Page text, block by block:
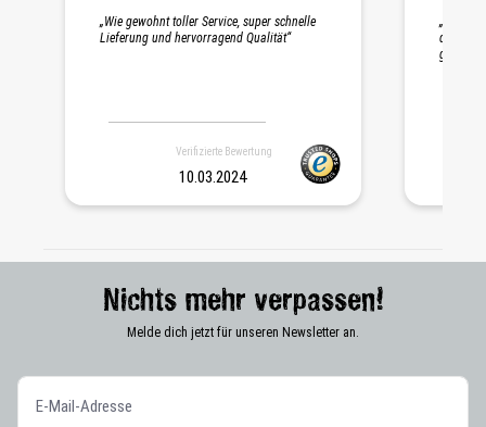
„Wie gewohnt toller Service, super schnelle
Lieferung und hervorragend Qualität“
Verifizierte Bewertung
10.03.2024
die
gepackt.
Nichts mehr verpassen!
Melde dich jetzt für unseren Newsletter an.